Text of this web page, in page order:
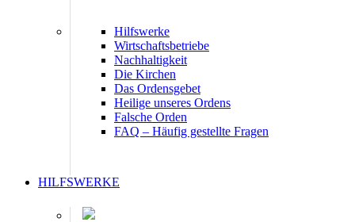
Hilfswerke
Wirtschaftsbetriebe
Nachhaltigkeit
Die Kirchen
Das Ordensgebet
Heilige unseres Ordens
Falsche Orden
FAQ – Häufig gestellte Fragen
HILFSWERKE